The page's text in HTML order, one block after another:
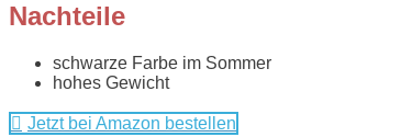
Nachteile
schwarze Farbe im Sommer
hohes Gewicht
Jetzt bei Amazon bestellen